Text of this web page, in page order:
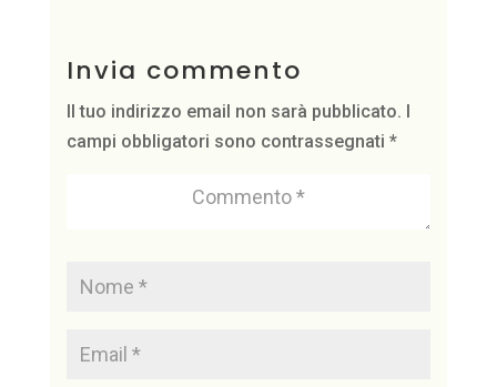
Invia commento
Il tuo indirizzo email non sarà pubblicato.
campi obbligatori sono contrassegnati *